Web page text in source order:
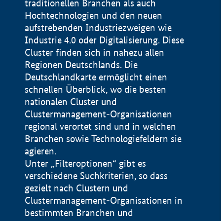
traditionellen Branchen als auch
Hochtechnologien und den neuen
aufstrebenden Industriezweigen wie
Industrie 4.0 oder Digitalisierung. Diese
Cluster finden sich in nahezu allen
Regionen Deutschlands. Die
Deutschlandkarte ermöglicht einen
schnellen Überblick, wo die besten
nationalen Cluster und
Clustermanagement-Organisationen
regional verortet sind und in welchen
Branchen sowie Technologiefeldern sie
agieren.
Unter „Filteroptionen“ gibt es
verschiedene Suchkriterien, so dass
gezielt nach Clustern und
Clustermanagement-Organisationen in
bestimmten Branchen und
Impressum
Datenschutzerklärung
BMWE, 2026 ©
100 km © Geobasis-DE / BKG 2015